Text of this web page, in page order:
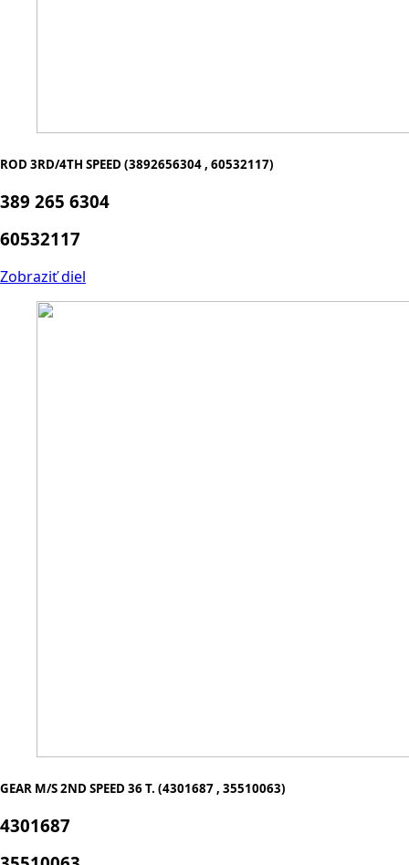
ROD 3RD/4TH SPEED (3892656304 , 60532117)
389 265 6304
60532117
Zobraziť diel
GEAR M/S 2ND SPEED 36 T. (4301687 , 35510063)
4301687